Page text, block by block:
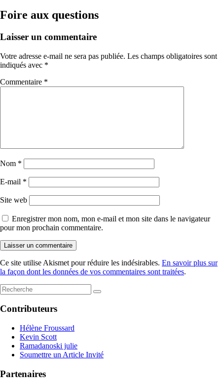
Foire aux questions
Laisser un commentaire
Votre adresse e-mail ne sera pas publiée. Les champs obligatoires sont
indiqués avec *
Commentaire *
Nom *
E-mail *
Site web
Enregistrer mon nom, mon e-mail et mon site dans le navigateur
pour mon prochain commentaire.
Ce site utilise Akismet pour réduire les indésirables. En savoir plus sur
la façon dont les données de vos commentaires sont traitées.
Contributeurs
Hélène Froussard
Kevin Scott
Ramadanoski julie
Soumettre un Article Invité
Partenaires